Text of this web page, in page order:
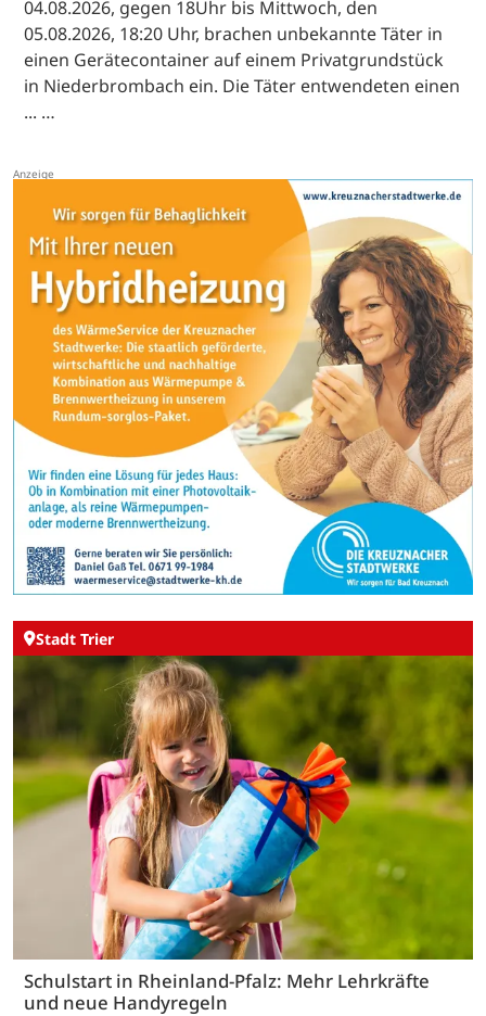
04.08.2026, gegen 18Uhr bis Mittwoch, den
05.08.2026, 18:20 Uhr, brachen unbekannte Täter in
einen Gerätecontainer auf einem Privatgrundstück
in Niederbrombach ein. Die Täter entwendeten einen
... …
Stadt Trier
Schulstart in Rheinland-Pfalz: Mehr Lehrkräfte
und neue Handyregeln